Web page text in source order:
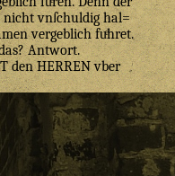
vnſchuldig hal=
vergeblich fuͤhret.
Antwort.
den HERREN vber